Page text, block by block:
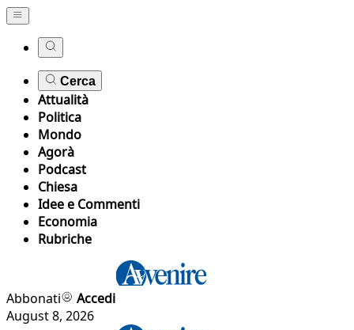
Cerca
Attualità
Politica
Mondo
Agorà
Podcast
Chiesa
Idee e Commenti
Economia
Rubriche
Abbonati
Accedi
August 8, 2026